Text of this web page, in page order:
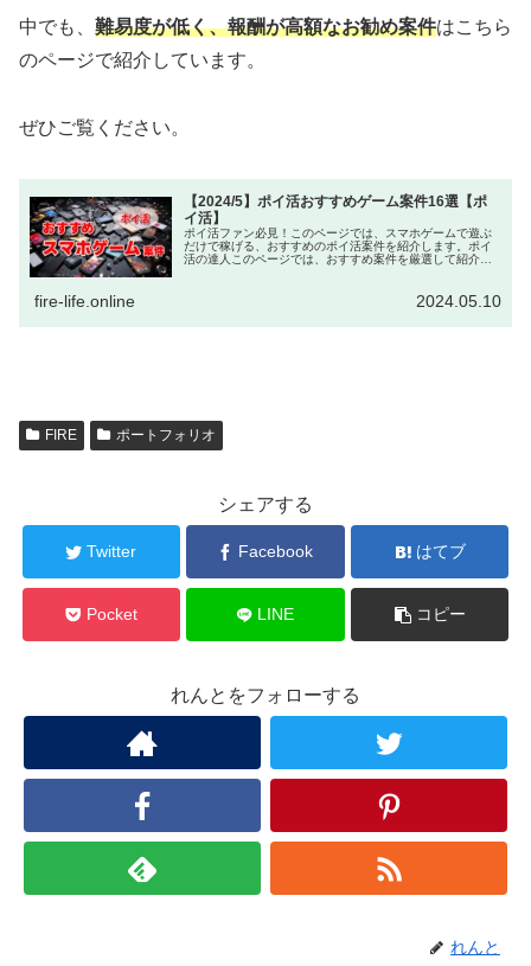
中でも、 難易度が低く、報酬が高額なお勧め案件はこちら
のページで紹介しています。
ぜひご覧ください。
【2024/5】ポイ活おすすめゲーム案件16選【ポ
イ活】
ポイ活ファン必見！このページでは、スマホゲームで遊ぶ
だけで稼げる、おすすめのポイ活案件を紹介します。ポイ
活の達人このページでは、おすすめ案件を厳選して紹介す
fire-life.online 2024.05.10
FIRE ポートフォリオ
シェアする
Twitter Facebook はてブ
Pocket LINE コピー
れんとをフォローする
れんと